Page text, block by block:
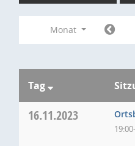
Monat
Tag
16.11.2023